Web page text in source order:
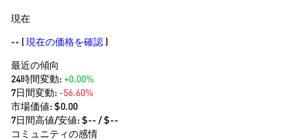
現在
-- (現在の価格を確認 )
最近の傾向
24時間変動:+0.00%
7日間変動: -56.60%
市場価値:$0.00
7日間高値/安値: $-- / $--
コミュニティの感情